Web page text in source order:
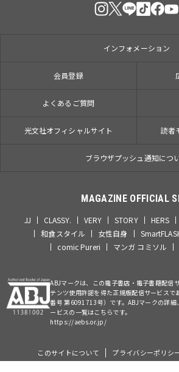
インフォメーション
会員登録
よくあるご質問
光文社オフィシャルサイト 読者
ブラウザプッシュ通知につ
MAGAZINE OFFICIAL
JJ CLASSY. VERY STORY HERS
和食スタイル
女性自身
comic Pureri
マンガ コミソル
ABJマークは、この電子書店・電子書籍配信
テンツ使用許諾を得た正規版配信サービスで
番号 第6091713号）です。ABJマークの詳
ービスの一覧はこちらです。
https://aebs.or.jp/
このサイトについて プライバシーポリシ